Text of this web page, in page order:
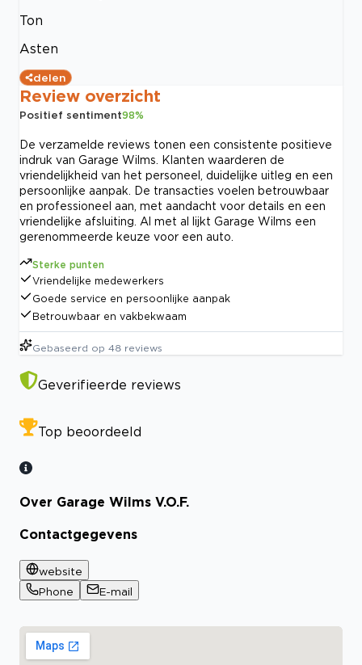
Ton
Asten
delen
Review overzicht
Positief sentiment98%
De verzamelde reviews tonen een consistente positieve
indruk van Garage Wilms. Klanten waarderen de
vriendelijkheid van het personeel, duidelijke uitleg en een
persoonlijke aanpak. De transacties voelen betrouwbaar
en professioneel aan, met aandacht voor details en een
vriendelijke afsluiting. Al met al lijkt Garage Wilms een
gerenommeerde keuze voor een auto.
Sterke punten
Vriendelijke medewerkers
Goede service en persoonlijke aanpak
Betrouwbaar en vakbekwaam
Gebaseerd op 48 reviews
Geverifieerde reviews
Top beoordeeld
Over Garage Wilms V.O.F.
Contactgegevens
website
Phone
E-mail